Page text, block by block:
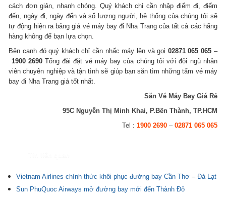
cách đơn giản, nhanh chóng. Quý khách chỉ cần nhập điểm đi, điểm
đến, ngày đi, ngày đến và số lượng người, hệ thống của chúng tôi sẽ
tự động hiện ra bảng giá vé máy bay đi Nha Trang của tất cả các hãng
hàng không để bạn lựa chọn.
Bên cạnh đó quý khách chỉ cần nhấc máy lên và gọi 02871 065 065 –
1900 2690Tổng đài đặt vé máy bay của chúng tôi với đội ngũ nhân
viên chuyên nghiệp và tận tình sẽ giúp bạn săn tìm những tấm vé máy
bay đi Nha Trang giá tốt nhất.
Săn Vé Máy Bay Giá Rẻ
95C Nguyễn Thị Minh Khai, P.Bến Thành, TP.HCM
Tel : 1900 2690– 02871 065 065
Vietnam Airlines chính thức khôi phục đường bay Cần Thơ – Đà Lạt
Sun PhuQuoc Airways mở đường bay mới đến Thành Đô